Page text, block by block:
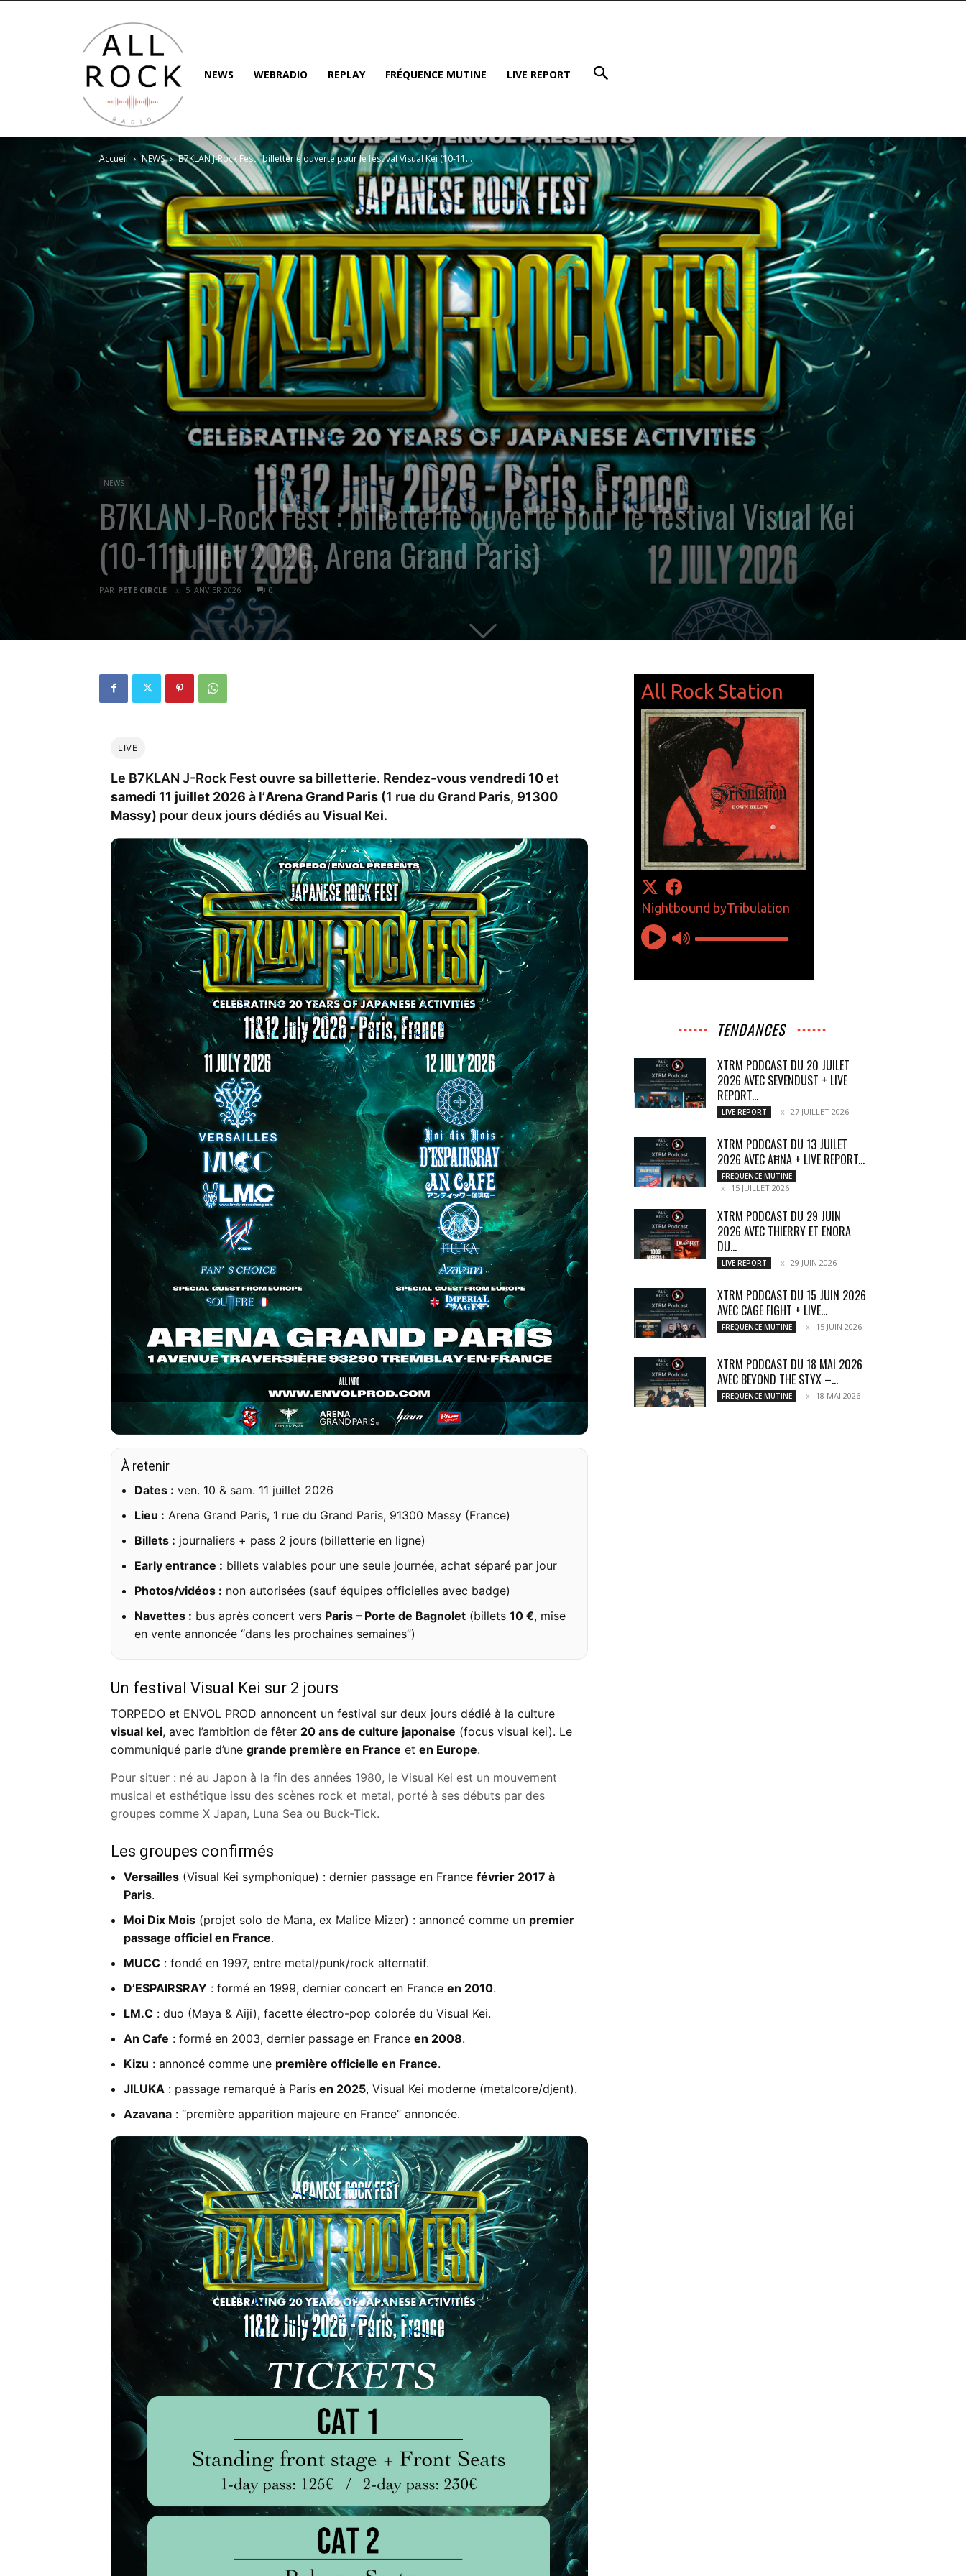
NEWS WEBRADIO REPLAY FRÉQUENCE MUTINE LIVE REPORT
Accueil NEWS B7KLAN J-Rock Fest : billetterie ouverte pour le festival Visual Kei (10-11...
NEWS
B7KLAN J-Rock Fest : billetterie ouverte pour le festival Visual Kei
(10-11 juillet 2026, Arena Grand Paris)
PAR PETE CIRCLE 5 JANVIER 2026 0
LIVE
Le B7KLAN J-Rock Fest ouvre sa billetterie. Rendez-vous vendredi 10et
samedi 11 juillet 2026 à l’Arena Grand Paris (1 rue du Grand Paris, 91300
Massy) pour deux jours dédiés au Visual Kei.
À retenir
Dates : ven. 10 & sam. 11 juillet 2026
Lieu : Arena Grand Paris, 1 rue du Grand Paris, 91300 Massy (France)
Billets : journaliers + pass 2 jours (billetterie en ligne)
Early entrance : billets valables pour une seule journée, achat séparé par jour
Photos/vidéos : non autorisées (sauf équipes officielles avec badge)
Navettes : bus après concert vers Paris – Porte de Bagnolet (billets 10 €, mise
en vente annoncée “dans les prochaines semaines”)
Un festival Visual Kei sur 2 jours
TORPEDO et ENVOL PROD annoncent un festival sur deux jours dédié à la culture
visual kei, avec l’ambition de fêter 20 ans de culture japonaise (focus visual kei). Le
communiqué parle d’une grande première en France et en Europe.
Pour situer : né au Japon à la fin des années 1980, le Visual Kei est un mouvement
musical et esthétique issu des scènes rock et metal, porté à ses débuts par des
groupes comme X Japan, Luna Sea ou Buck-Tick.
Les groupes confirmés
Versailles (Visual Kei symphonique) : dernier passage en France février 2017 à
Paris.
Moi Dix Mois (projet solo de Mana, ex Malice Mizer) : annoncé comme un premier
passage officiel en France.
MUCC : fondé en 1997, entre metal/punk/rock alternatif.
D’ESPAIRSRAY : formé en 1999, dernier concert en France en 2010.
LM.C : duo (Maya & Aiji), facette électro-pop colorée du Visual Kei.
An Cafe : formé en 2003, dernier passage en France en 2008.
Kizu : annoncé comme une première officielle en France.
JILUKA : passage remarqué à Paris en 2025, Visual Kei moderne (metalcore/djent).
Azavana : “première apparition majeure en France” annoncée.
TENDANCES
XTRM PODCAST DU 20 JUILET
2026 AVEC SEVENDUST + LIVE
REPORT...
LIVE REPORT 27 JUILLET 2026
XTRM PODCAST DU 13 JUILET
2026 AVEC AĦNA + LIVE REPORT...
FREQUENCE MUTINE
15 JUILLET 2026
XTRM PODCAST DU 29 JUIN
2026 AVEC THIERRY ET ENORA
DU...
LIVE REPORT 29 JUIN 2026
XTRM PODCAST DU 15 JUIN 2026
AVEC CAGE FIGHT + LIVE...
FREQUENCE MUTINE 15 JUIN 2026
XTRM PODCAST DU 18 MAI 2026
AVEC BEYOND THE STYX –...
FREQUENCE MUTINE 18 MAI 2026